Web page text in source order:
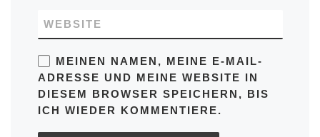
WEBSITE
MEINEN NAMEN, MEINE E-MAIL-
ADRESSE UND MEINE WEBSITE IN
DIESEM BROWSER SPEICHERN, BIS
ICH WIEDER KOMMENTIERE.